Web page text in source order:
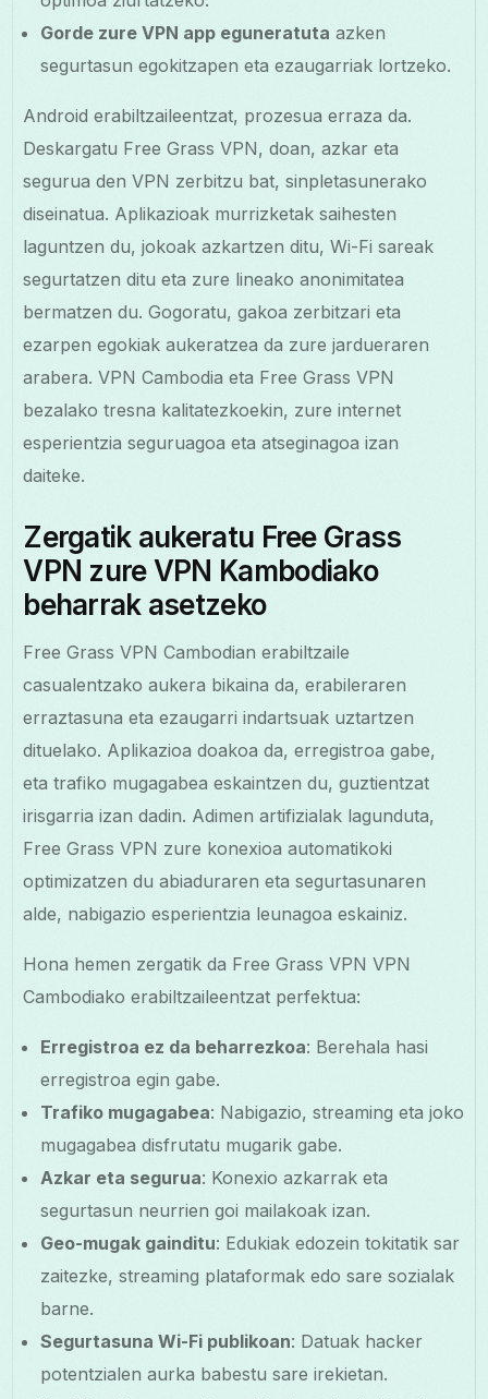
Gorde zure VPN app eguneratuta azken
segurtasun egokitzapen eta ezaugarriak lortzeko.
Android erabiltzaileentzat, prozesua erraza da.
Deskargatu Free Grass VPN, doan, azkar eta
segurua den VPN zerbitzu bat, sinpletasunerako
diseinatua. Aplikazioak murrizketak saihesten
laguntzen du, jokoak azkartzen ditu, Wi-Fi sareak
segurtatzen ditu eta zure lineako anonimitatea
bermatzen du. Gogoratu, gakoa zerbitzari eta
ezarpen egokiak aukeratzea da zure jardueraren
arabera. VPN Cambodia eta Free Grass VPN
bezalako tresna kalitatezkoekin, zure internet
esperientzia seguruagoa eta atseginagoa izan
daiteke.
Zergatik aukeratu Free Grass
VPN zure VPN Kambodiako
beharrak asetzeko
Free Grass VPN Cambodian erabiltzaile
casualentzako aukera bikaina da, erabileraren
erraztasuna eta ezaugarri indartsuak uztartzen
dituelako. Aplikazioa doakoa da, erregistroa gabe,
eta trafiko mugagabea eskaintzen du, guztientzat
irisgarria izan dadin. Adimen artifizialak lagunduta,
Free Grass VPN zure konexioa automatikoki
optimizatzen du abiaduraren eta segurtasunaren
alde, nabigazio esperientzia leunagoa eskainiz.
Hona hemen zergatik da Free Grass VPN VPN
Cambodiako erabiltzaileentzat perfektua:
Erregistroa ez da beharrezkoa: Berehala hasi
erregistroa egin gabe.
Trafiko mugagabea: Nabigazio, streaming eta joko
mugagabea disfrutatu mugarik gabe.
Azkar eta segurua: Konexio azkarrak eta
segurtasun neurrien goi mailakoak izan.
Geo-mugak gainditu: Edukiak edozein tokitatik sar
zaitezke, streaming plataformak edo sare sozialak
barne.
Segurtasuna Wi-Fi publikoan: Datuak hacker
potentzialen aurka babestu sare irekietan.